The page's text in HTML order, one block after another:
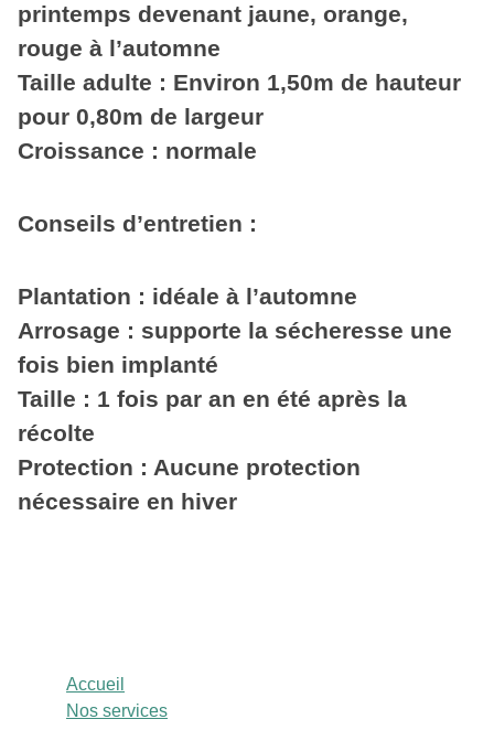
printemps devenant jaune, orange,
rouge à l’automne
Taille adulte : Environ 1,50m de hauteur
pour 0,80m de largeur
Croissance : normale
Conseils d’entretien :
Plantation : idéale à l’automne
Arrosage : supporte la sécheresse une
fois bien implanté
Taille : 1 fois par an en été après la
récolte
Protection : Aucune protection
nécessaire en hiver
Accueil
Nos services